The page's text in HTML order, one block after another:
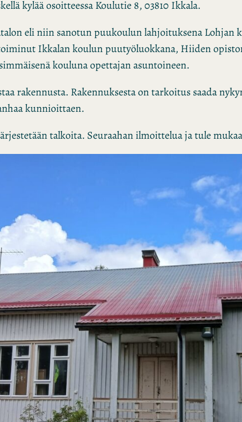
kylää osoitteessa Koulutie 8, 03810 Ikkala.
eli niin sanotun puukoulun lahjoituksena Lohjan
Ikkalan koulun puutyöluokkana, Hiiden
kouluna opettajan asuntoineen.
rakennusta. Rakennuksesta on tarkoitus saada
kunnioittaen.
talkoita. Seuraahan ilmoittelua ja tule